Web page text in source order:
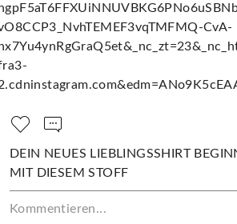
DEIN NEUES LIEBLINGSSHIRT BEGINNT
MIT DIESEM STOFF
Kommentieren...